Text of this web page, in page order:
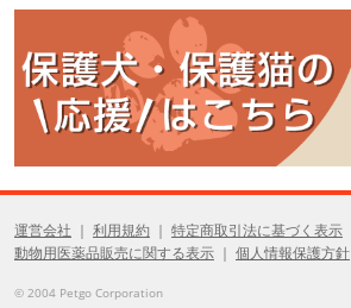
運営会社 利用規約
特定商取引法に基づく表示
動物用医薬品販売に関する表示
個人情報保護方針
© 2004 Petgo Corporation